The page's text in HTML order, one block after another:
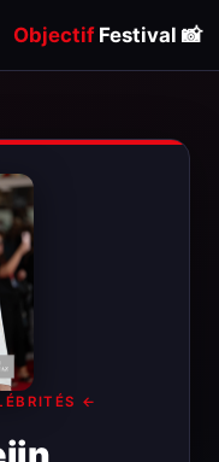
📸
ObjectifFestival
← CÉLÉBRITÉS